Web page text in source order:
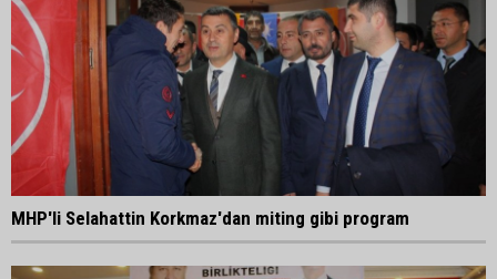
MHP'li Selahattin Korkmaz'dan miting gibi program